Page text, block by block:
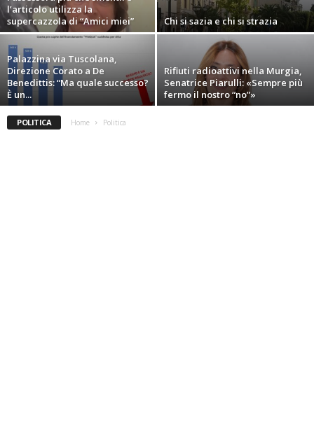
l’articolo utilizza la
supercazzola di “Amici miei”
Chi si sazia e chi si strazia
Palazzina via Tuscolana,
Direzione Corato a De
Benedittis: “Ma quale successo?
È un...
Rifiuti radioattivi nella Murgia,
Senatrice Piarulli: «Sempre più
fermo il nostro “no”»
POLITICA Home Politica